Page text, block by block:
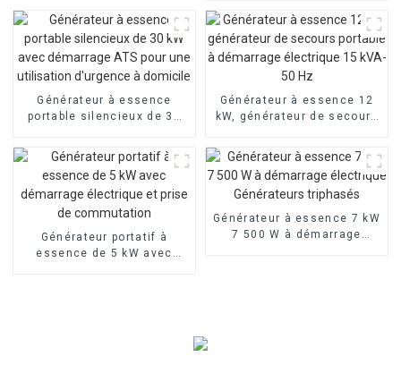
d'éclairage
Générateur à essence
portable silencieux de 30
pour une utilisation
d'urgence à domicile
Générateur à essence 12
kW, générateur de secours
électrique 15 kVA-50 Hz
Générateur portatif à
essence de 5 kW avec
Générateur à essence 7 kW
7 500 W à démarrage